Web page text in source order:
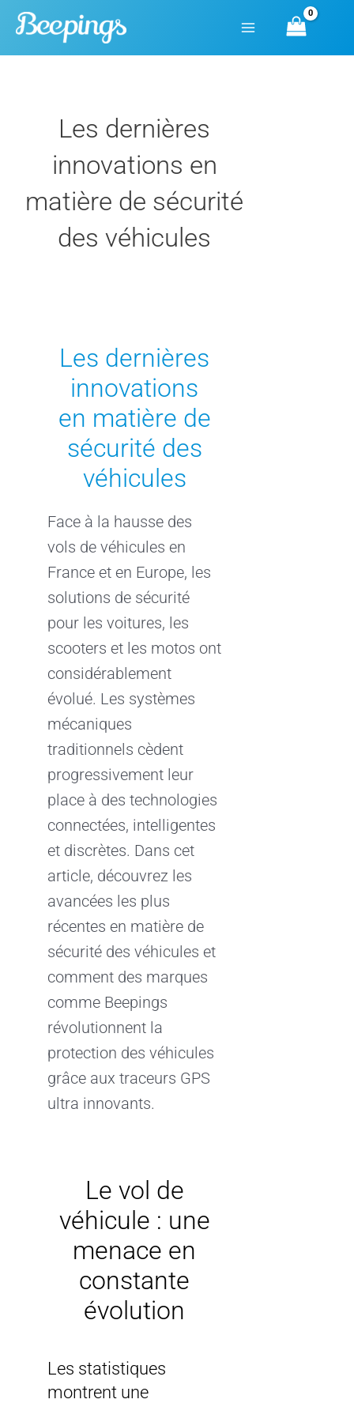
Aller
contenu
Les dernières
innovations en
matière de sécurité
des véhicules
Les dernières
innovations
en matière de
sécurité des
véhicules
Face à la hausse des
vols de véhicules en
France et en Europe, les
solutions de sécurité
pour les voitures, les
scooters et les motos ont
considérablement
évolué. Les systèmes
mécaniques
traditionnels cèdent
progressivement leur
place à des technologies
connectées, intelligentes
et discrètes. Dans cet
article, découvrez les
avancées les plus
récentes en matière de
sécurité des véhicules et
comment des marques
comme Beepings
révolutionnent la
protection des véhicules
grâce aux traceurs GPS
ultra innovants.
Le vol de
véhicule : une
menace en
constante
évolution
Les statistiques
montrent une